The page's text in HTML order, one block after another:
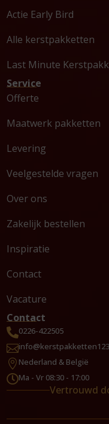
Actie Early Bird
Alle kerstpakketten
Last Minute
Service
Offerte
Maatwerk pakketten
Levering
Veelgestelde vragen
Over ons
Zakelijk bestellen
Inspiratie
Contact
Vacature
Contact
0226-422505

 Nederland & België
Ma - Vr 08:30 - 17:00
Vertrouwd